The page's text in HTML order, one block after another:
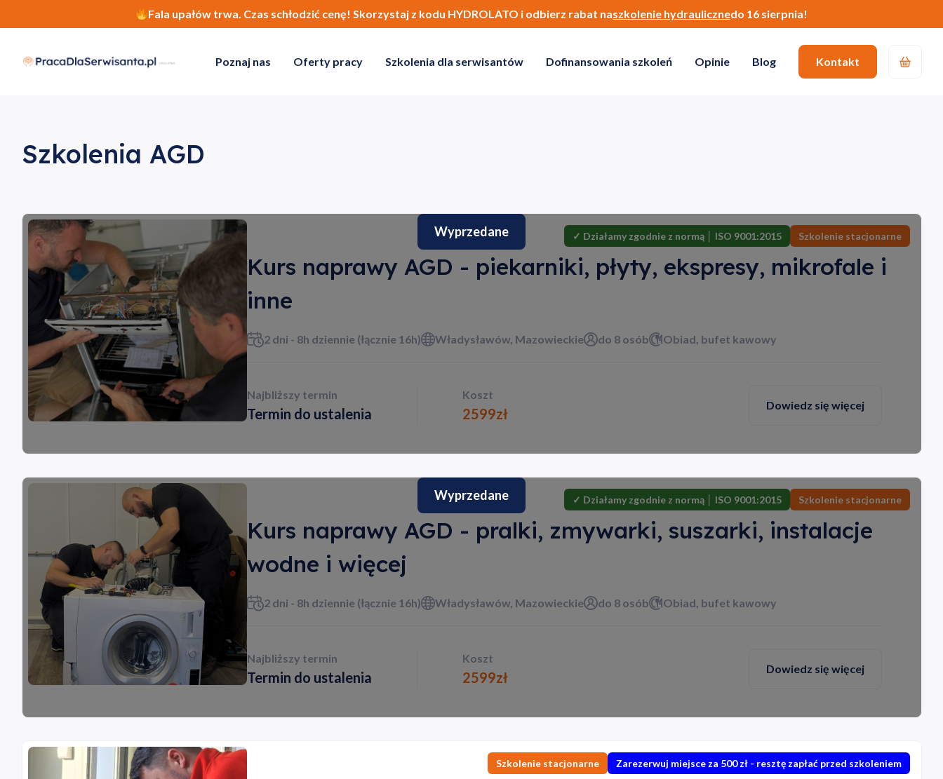
Fala upałów trwa. Czas schłodzić cenę! Skorzystaj z kodu HYDROLATO i odbierz rabat naszkolenie hydraulicznedo 16 sierpnia!
Poznaj nas Oferty pracy Szkolenia dla serwisantów Dofinansowania szkoleń Opinie Blog Kontakt
Szkolenia AGD
Wyprzedane ✓ Działamy zgodnie z normą │ ISO 9001:2015 Szkolenie stacjonarne
Kurs naprawy AGD - piekarniki, płyty, ekspresy, mikrofale i
inne
2 dni - 8h dziennie (łącznie 16h) Władysławów, Mazowieckie do 8 osób Obiad, bufet kawowy
Najbliższy termin
Termin do ustalenia
Koszt
2599zł
Dowiedz się więcej
Wyprzedane ✓ Działamy zgodnie z normą │ ISO 9001:2015 Szkolenie stacjonarne
Kurs naprawy AGD - pralki, zmywarki, suszarki, instalacje
wodne i więcej
2 dni - 8h dziennie (łącznie 16h) Władysławów, Mazowieckie do 8 osób Obiad, bufet kawowy
Najbliższy termin
Termin do ustalenia
Koszt
2599zł
Dowiedz się więcej
Szkolenie stacjonarne Zarezerwuj miejsce za 500 zł - resztę zapłać przed szkoleniem